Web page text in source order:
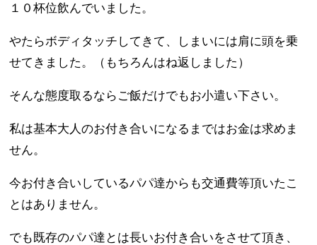
１０杯位飲んでいました。
やたらボディタッチしてきて、しまいには肩に頭を乗
せてきました。（もちろんはね返しました）
そんな態度取るならご飯だけでもお小遣い下さい。
私は基本大人のお付き合いになるまではお金は求めま
せん。
今お付き合いしているパパ達からも交通費等頂いたこ
とはありません。
でも既存のパパ達とは長いお付き合いをさせて頂き、